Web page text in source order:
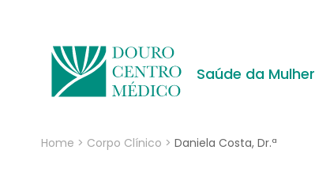
Saúde da Mulher
Home > Corpo Clínico > Daniela Costa, Dr.ª